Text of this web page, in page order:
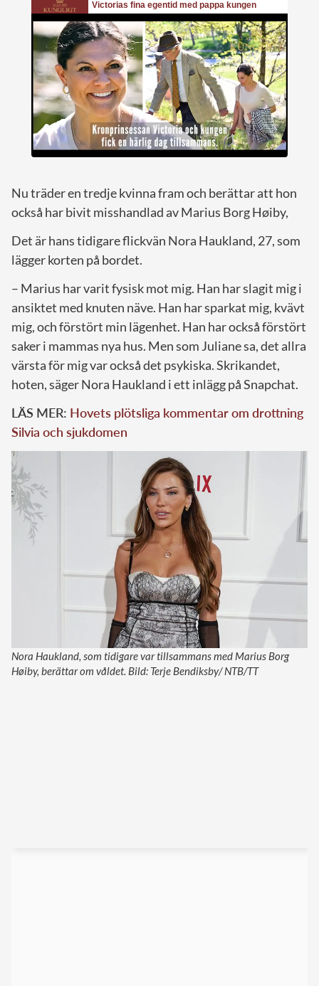
Nu träder en tredje kvinna fram och berättar att hon
också har bivit misshandlad av Marius Borg Høiby,
Det är hans tidigare flickvän Nora Haukland, 27, som
lägger korten på bordet.
– Marius har varit fysisk mot mig. Han har slagit mig i
ansiktet med knuten näve. Han har sparkat mig, kvävt
mig, och förstört min lägenhet. Han har också förstört
saker i mammas nya hus. Men som Juliane sa, det allra
värsta för mig var också det psykiska. Skrikandet,
hoten, säger Nora Haukland i ett inlägg på Snapchat.
LÄS MER: Hovets plötsliga kommentar om drottning
Silvia och sjukdomen
Nora Haukland, som tidigare var tillsammans med Marius Borg
Høiby, berättar om våldet. Bild: Terje Bendiksby/ NTB/TT